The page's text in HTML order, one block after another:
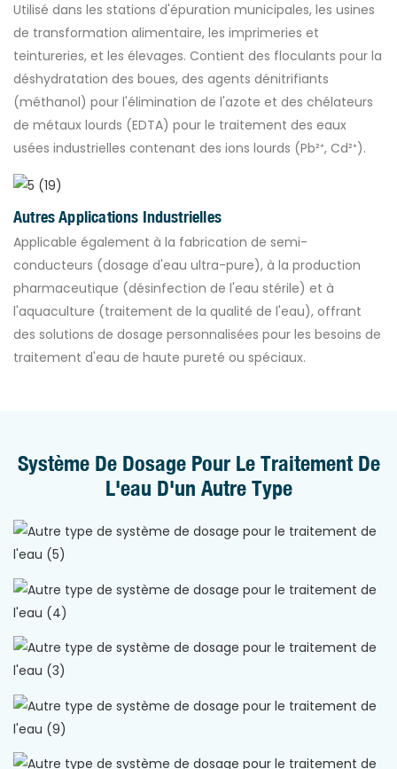
Utilisé dans les stations d'épuration municipales, les usines
de transformation alimentaire, les imprimeries et
teintureries, et les élevages. Contient des floculants pour la
déshydratation des boues, des agents dénitrifiants
(méthanol) pour l'élimination de l'azote et des chélateurs
de métaux lourds (EDTA) pour le traitement des eaux
usées industrielles contenant des ions lourds (Pb²⁺, Cd²⁺).
Autres Applications Industrielles
Applicable également à la fabrication de semi-
conducteurs (dosage d'eau ultra-pure), à ​​la production
pharmaceutique (désinfection de l'eau stérile) et à
l'aquaculture (traitement de la qualité de l'eau), offrant
des solutions de dosage personnalisées pour les besoins de
traitement d'eau de haute pureté ou spéciaux.
Système De Dosage Pour Le Traitement De
L'eau D'un Autre Type